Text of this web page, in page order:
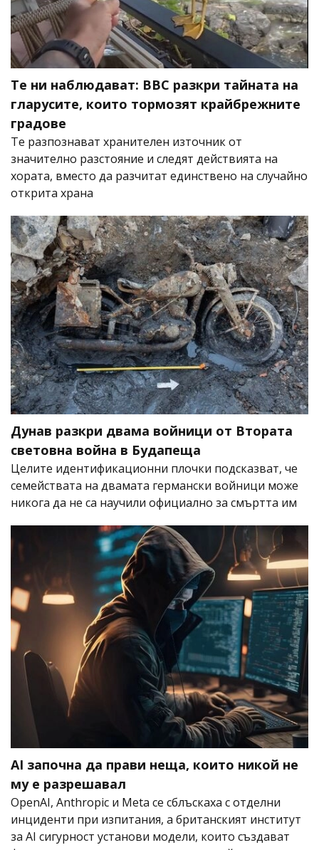
Те ни наблюдават: BBC разкри тайната на
гларусите, които тормозят крайбрежните
градове
Те разпознават хранителен източник от
значително разстояние и следят действията на
хората, вместо да разчитат единствено на случайно
открита храна
Дунав разкри двама войници от Втората
световна война в Будапеща
Целите идентификационни плочки подсказват, че
семействата на двамата германски войници може
никога да не са научили официално за смъртта им
AI започна да прави неща, които никой не
му е разрешавал
OpenAI, Anthropic и Meta се сблъскаха с отделни
инциденти при изпитания, а британският институт
за AI сигурност установи модели, които създават